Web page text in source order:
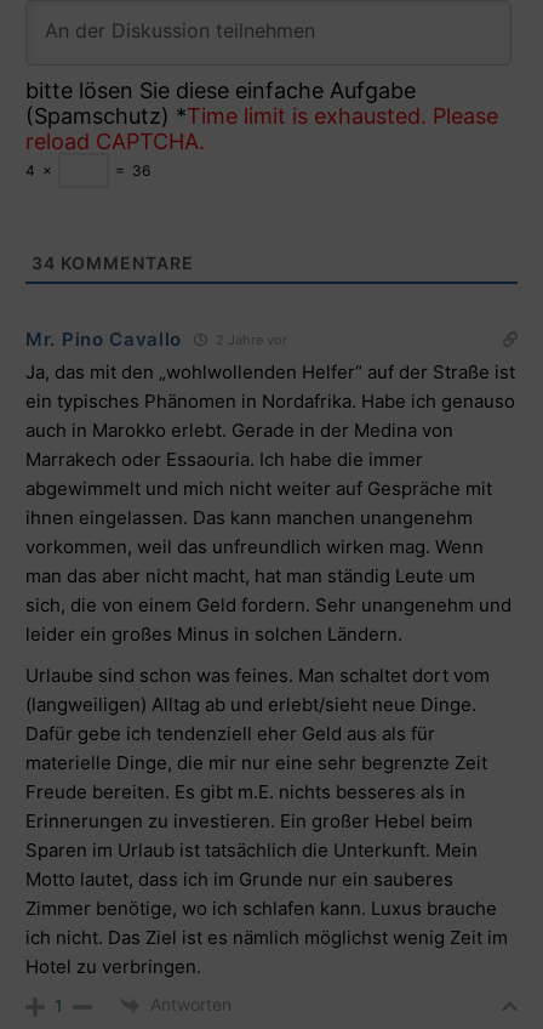
bitte lösen Sie diese einfache Aufgabe
(Spamschutz) *Time limit is exhausted. Please
reload CAPTCHA.
4 × = 36
34 KOMMENTARE
Mr. Pino Cavallo 2 Jahre vor
Ja, das mit den „wohlwollenden Helfer“ auf der Straße ist
ein typisches Phänomen in Nordafrika. Habe ich genauso
auch in Marokko erlebt. Gerade in der Medina von
Marrakech oder Essaouria. Ich habe die immer
abgewimmelt und mich nicht weiter auf Gespräche mit
ihnen eingelassen. Das kann manchen unangenehm
vorkommen, weil das unfreundlich wirken mag. Wenn
man das aber nicht macht, hat man ständig Leute um
sich, die von einem Geld fordern. Sehr unangenehm und
leider ein großes Minus in solchen Ländern.
Urlaube sind schon was feines. Man schaltet dort vom
(langweiligen) Alltag ab und erlebt/sieht neue Dinge.
Dafür gebe ich tendenziell eher Geld aus als für
materielle Dinge, die mir nur eine sehr begrenzte Zeit
Freude bereiten. Es gibt m.E. nichts besseres als in
Erinnerungen zu investieren. Ein großer Hebel beim
Sparen im Urlaub ist tatsächlich die Unterkunft. Mein
Motto lautet, dass ich im Grunde nur ein sauberes
Zimmer benötige, wo ich schlafen kann. Luxus brauche
ich nicht. Das Ziel ist es nämlich möglichst wenig Zeit im
Hotel zu verbringen.
1 Antworten